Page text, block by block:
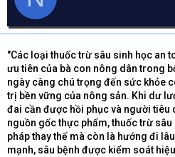
d
s
t
a
t
e
i
"Các loại thuốc trừ sâu sinh học an
ưu tiên của bà con nông dân trong
ngày càng chú trọng đến sức khỏe
trị bền vững của nông sản. Khi dư
đai cần được hồi phục và người tiêu
nguồn gốc thực phẩm, thuốc trừ
pháp thay thế mà còn là hướng đi
mạnh, sâu bệnh được kiểm soát